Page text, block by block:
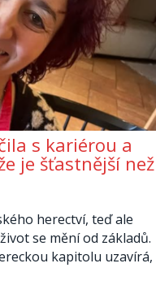
s kariérou a
je šťastnější než
herectví, teď ale
se mění od základů.
kapitolu uzavírá,